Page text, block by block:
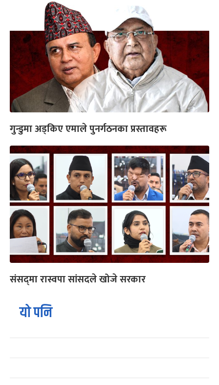
गुन्डुमा अड्किए एमाले पुनर्गठनका प्रस्तावहरू
संसद्‍मा रास्वपा सांसदले खोजे सरकार
यो पनि